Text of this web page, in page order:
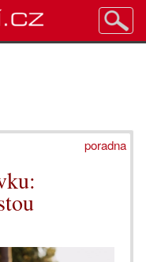
poradna